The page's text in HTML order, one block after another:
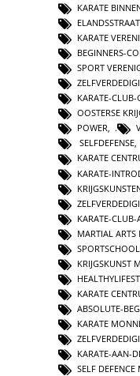
KARATE
ELANDSSTRAAT
KARATE
BEGINNERS-
SPORT
KARATE-
OOSTERSE
POWER,
SELFDEFENSE,
KARATE
KARATE-
KARATE-
MARTIAL
KRIJGSKUNST
KARATE
ABSOLUTE-
KARATE
KARATE-AAN-
SELF